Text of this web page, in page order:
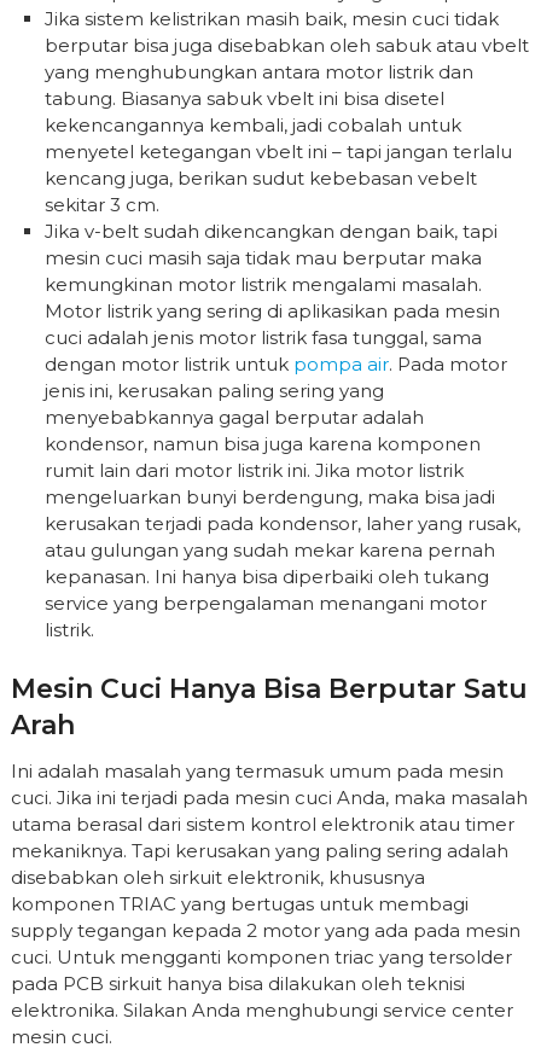
Jika sistem kelistrikan masih baik, mesin cuci tidak
berputar bisa juga disebabkan oleh sabuk atau vbelt
yang menghubungkan antara motor listrik dan
tabung. Biasanya sabuk vbelt ini bisa disetel
kekencangannya kembali, jadi cobalah untuk
menyetel ketegangan vbelt ini – tapi jangan terlalu
kencang juga, berikan sudut kebebasan vebelt
sekitar 3 cm.
Jika v-belt sudah dikencangkan dengan baik, tapi
mesin cuci masih saja tidak mau berputar maka
kemungkinan motor listrik mengalami masalah.
Motor listrik yang sering di aplikasikan pada mesin
cuci adalah jenis motor listrik fasa tunggal, sama
dengan motor listrik untuk pompa air. Pada motor
jenis ini, kerusakan paling sering yang
menyebabkannya gagal berputar adalah
kondensor, namun bisa juga karena komponen
rumit lain dari motor listrik ini. Jika motor listrik
mengeluarkan bunyi berdengung, maka bisa jadi
kerusakan terjadi pada kondensor, laher yang rusak,
atau gulungan yang sudah mekar karena pernah
kepanasan. Ini hanya bisa diperbaiki oleh tukang
service yang berpengalaman menangani motor
listrik.
Mesin Cuci Hanya Bisa Berputar Satu
Arah
Ini adalah masalah yang termasuk umum pada mesin
cuci. Jika ini terjadi pada mesin cuci Anda, maka masalah
utama berasal dari sistem kontrol elektronik atau timer
mekaniknya. Tapi kerusakan yang paling sering adalah
disebabkan oleh sirkuit elektronik, khususnya
komponen TRIAC yang bertugas untuk membagi
supply tegangan kepada 2 motor yang ada pada mesin
cuci. Untuk mengganti komponen triac yang tersolder
pada PCB sirkuit hanya bisa dilakukan oleh teknisi
elektronika. Silakan Anda menghubungi service center
mesin cuci.